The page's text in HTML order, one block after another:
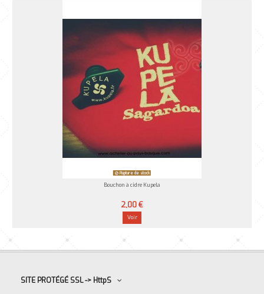
Rupture de stock
Bouchon à cidre Kupela
2,00 €
Voir
SITE PROTÉGÉ SSL -> HttpS